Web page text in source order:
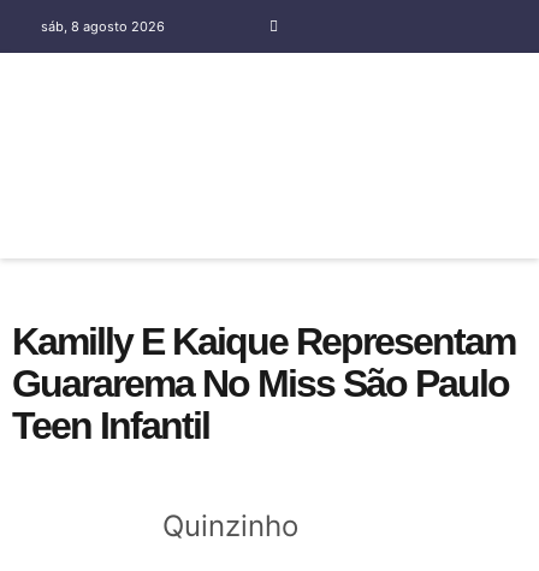
sáb, 8 agosto 2026
Kamilly E Kaique Representam
Guararema No Miss São Paulo
Teen Infantil
Quinzinho